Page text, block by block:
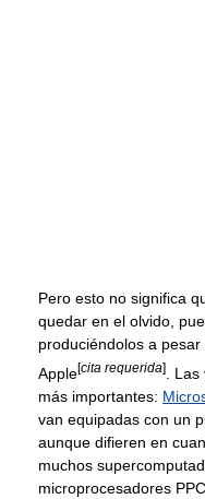
Pero esto no significa
quedar en el olvido,
produciéndolos a
Apple[cita requerida]
.
más importantes:
van equipadas con un
aunque difieren en
muchos
microprocesadores